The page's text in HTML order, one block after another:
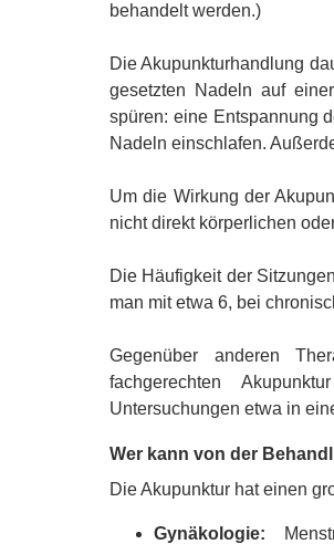
behandelt werden.)
Die Akupunkturhandlung
gesetzten Nadeln auf
spüren: eine Entspannung
Nadeln einschlafen.
Um die Wirkung der
nicht direkt körperlichen
Die Häufigkeit der
man mit etwa 6, bei
Gegenüber anderen
fachgerechten
Untersuchungen etwa in
Wer kann von der
Die Akupunktur hat einen
Gynäkologie: